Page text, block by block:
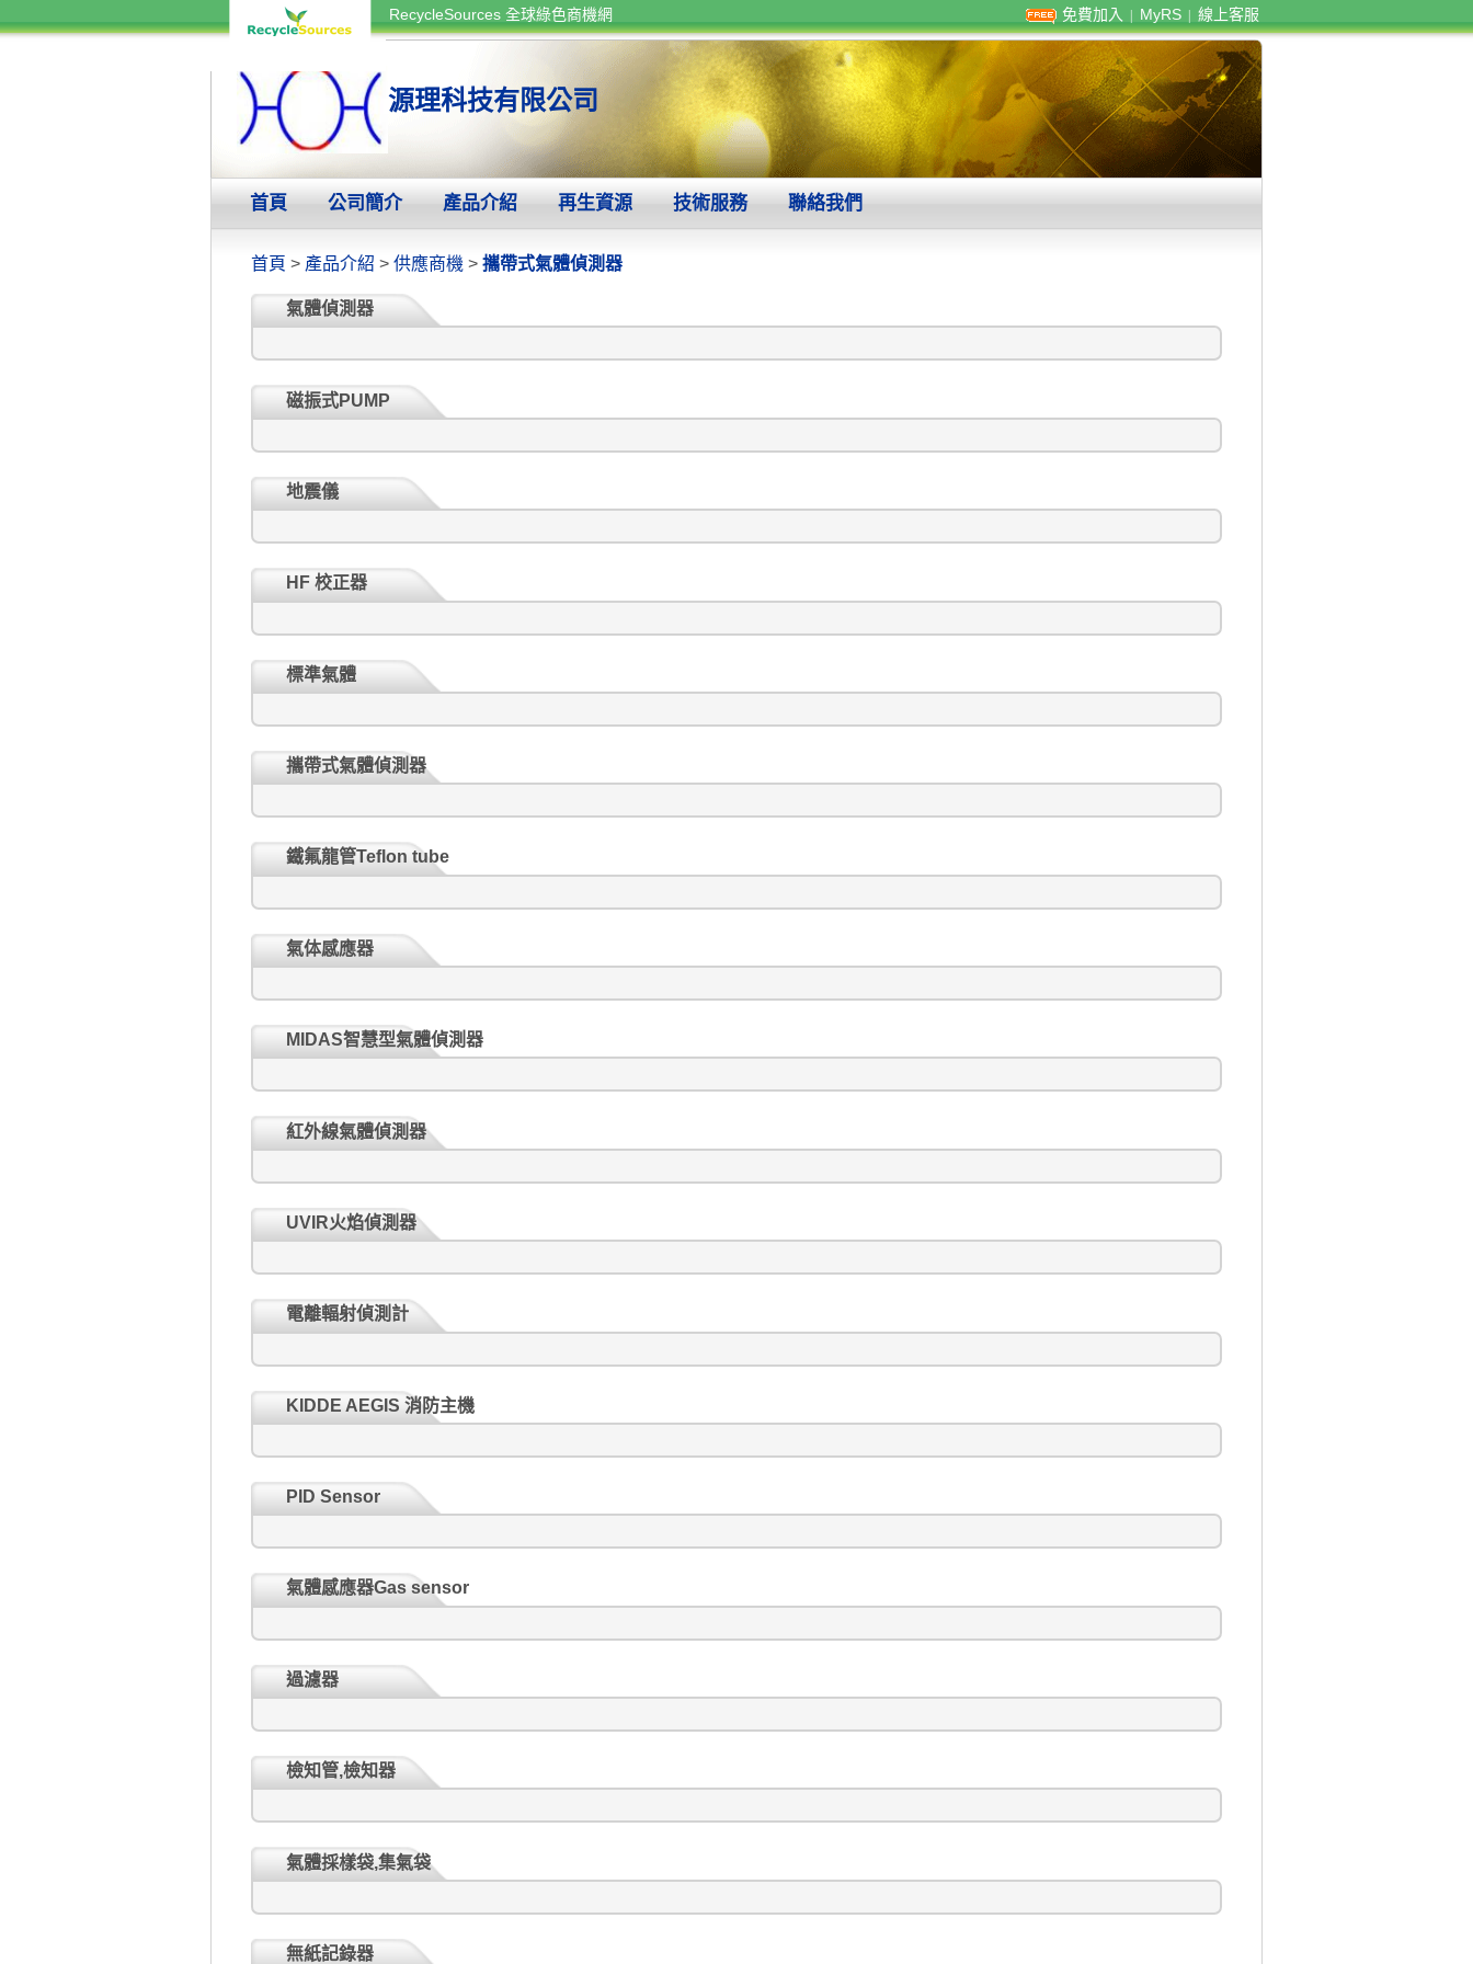
RecycleSources 全球綠色商機網 免費加入 MyRS 線上客服
源理科技有限公司
首頁 公司簡介 產品介紹 再生資源 技術服務 聯絡我們
首頁 > 產品介紹 > 供應商機 > 攜帶式氣體偵測器
氣體偵測器
磁振式PUMP
地震儀
HF 校正器
標準氣體
攜帶式氣體偵測器
鐵氟龍管Teflon tube
氣体感應器
MIDAS智慧型氣體偵測器
紅外線氣體偵測器
UVIR火焰偵測器
電離輻射偵測計
KIDDE AEGIS 消防主機
PID Sensor
氣體感應器Gas sensor
過濾器
檢知管,檢知器
氣體採樣袋,集氣袋
無紙記錄器